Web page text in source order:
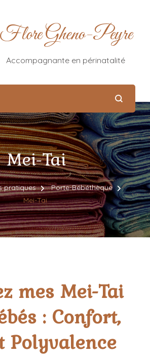
Flore Gheno-Peyre
Accompagnante en périnatalité
Mei-Tai
pratiques
Porte-Bébéthèque
Mei-Tai
mes Mei-Tai
: Confort,
Polyvalence